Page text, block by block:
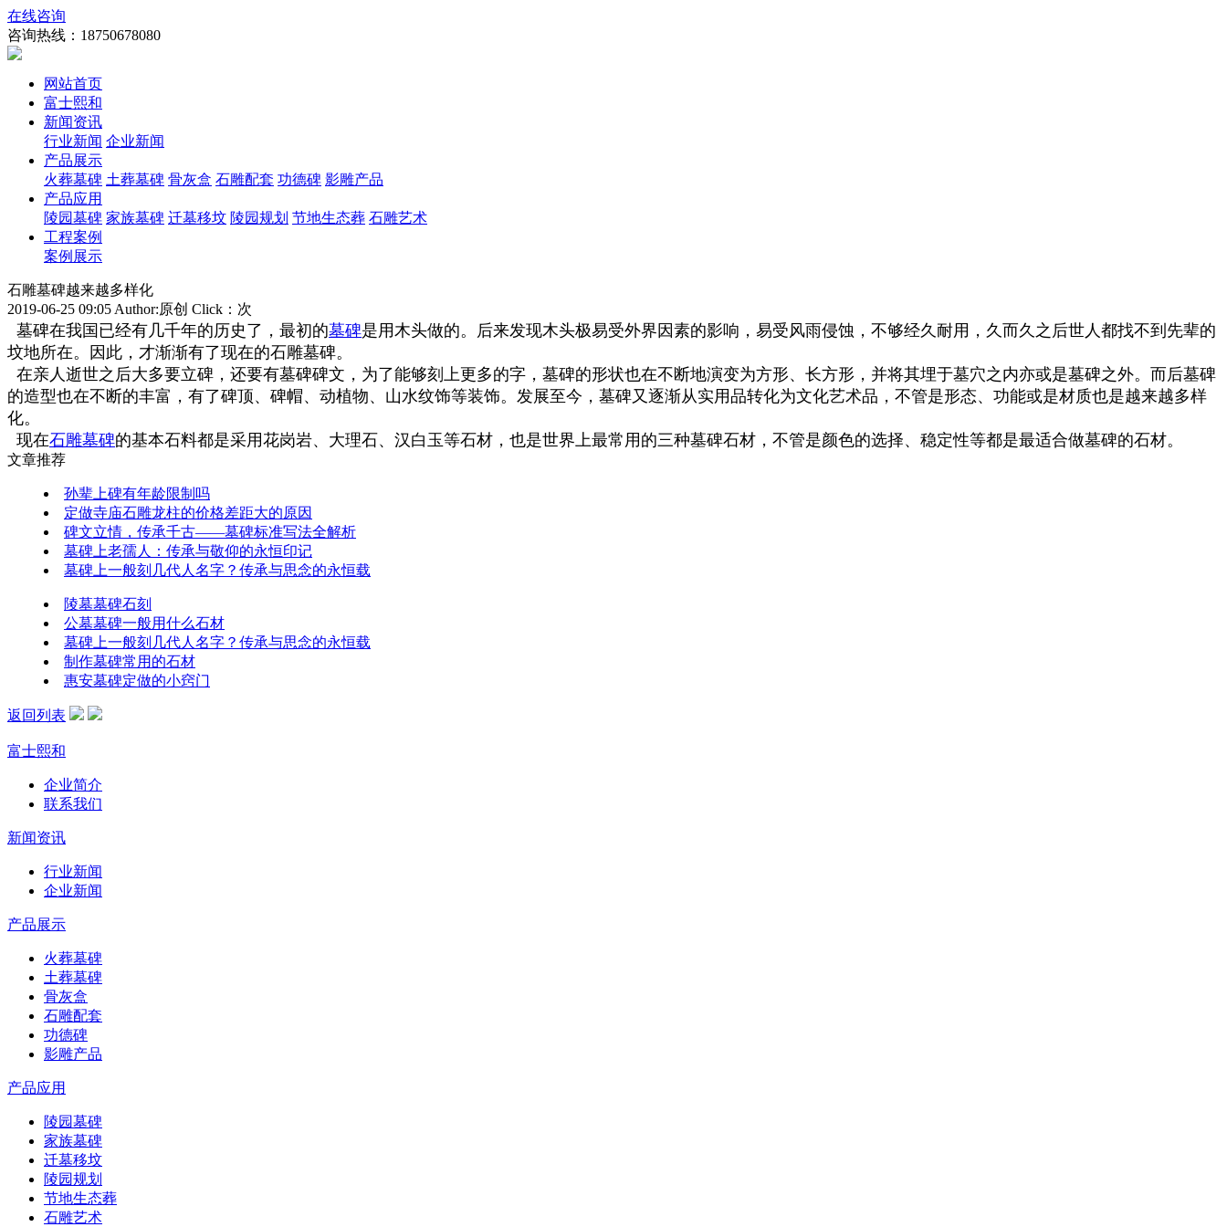
在线咨询
咨询热线： 18750678080
网站首页
富士熙和
新闻资讯
行业新闻 企业新闻
产品展示
火葬墓碑 土葬墓碑 骨灰盒 石雕配套 功德碑 影雕产品
产品应用
陵园墓碑 家族墓碑 迁墓移坟 陵园规划 节地生态葬 石雕艺术
工程案例
案例展示
石雕墓碑越来越多样化
2019-06-25 09:05 Author:原创 Click： 次
墓碑在我国已经有几千年的历史了，最初的墓碑是用木头做的。后来发现木头极易受外界因素的影响，易受风雨侵蚀，不够经久耐用，久而久之后世人都找不到先辈的
坟地所在。因此，才渐渐有了现在的石雕墓碑。
在亲人逝世之后大多要立碑，还要有墓碑碑文，为了能够刻上更多的字，墓碑的形状也在不断地演变为方形、长方形，并将其埋于墓穴之内亦或是墓碑之外。而后墓碑
的造型也在不断的丰富，有了碑顶、碑帽、动植物、山水纹饰等装饰。发展至今，墓碑又逐渐从实用品转化为文化艺术品，不管是形态、功能或是材质也是越来越多样
化。
现在石雕墓碑的基本石料都是采用花岗岩、大理石、汉白玉等石材，也是世界上最常用的三种墓碑石材，不管是颜色的选择、稳定性等都是最适合做墓碑的石材。
文章推荐
孙辈上碑有年龄限制吗
定做寺庙石雕龙柱的价格差距大的原因
碑文立情，传承千古——墓碑标准写法全解析
墓碑上老孺人：传承与敬仰的永恒印记
墓碑上一般刻几代人名字？传承与思念的永恒载
陵墓墓碑石刻
公墓墓碑一般用什么石材
墓碑上一般刻几代人名字？传承与思念的永恒载
制作墓碑常用的石材
惠安墓碑定做的小窍门
返回列表
富士熙和
企业简介
联系我们
新闻资讯
行业新闻
企业新闻
产品展示
火葬墓碑
土葬墓碑
骨灰盒
石雕配套
功德碑
影雕产品
产品应用
陵园墓碑
家族墓碑
迁墓移坟
陵园规划
节地生态葬
石雕艺术